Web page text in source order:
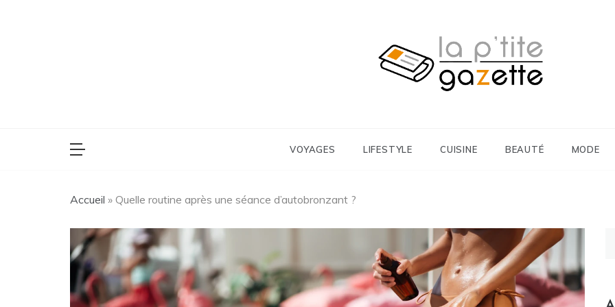
VOYAGES LIFESTYLE CUISINE BEAUTÉ MODE
Accueil » Quelle routine après une séance d’autobronzant ?